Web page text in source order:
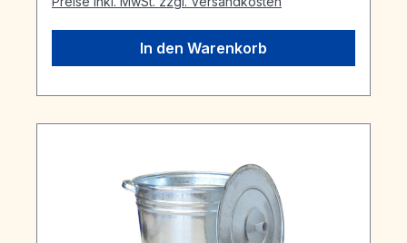
In den Warenkorb